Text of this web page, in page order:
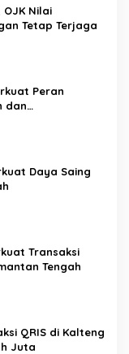
Nilai
Tetap Terjaga
Peran
dan
Daya Saing
Transaksi
Tengah
QRIS di Kalteng
Juta